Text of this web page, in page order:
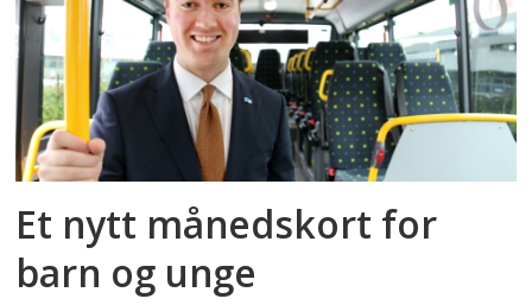
Et nytt månedskort for
barn og unge